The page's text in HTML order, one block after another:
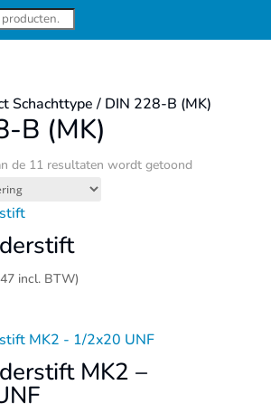
Schachttype / DIN 228-B (MK)
B (MK)
de 11 resultaten wordt getoond
incl. BTW)
MK2 –